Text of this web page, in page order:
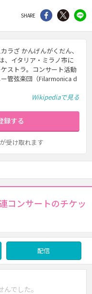
SHARE シェア Twitter
ラざ かんげんがくだん、
、イタリア・ミラノ市に
ストラ。コンサート活動
管弦楽団（Filarmonica d
Wikipediaで見る
録する
受け取れます
コンサートのチケッ
配信
でした。